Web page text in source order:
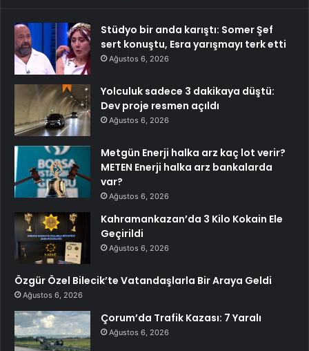
Stüdyo bir anda karıştı: Somer Şef
sert konuştu, Esra yarışmayı terk etti
Ağustos 6, 2026
Yolculuk sadece 3 dakikaya düştü:
Dev proje resmen açıldı
Ağustos 6, 2026
Metgün Enerji halka arz kaç lot verir?
METEN Enerji halka arz bankalarda
var?
Ağustos 6, 2026
Kahramankazan’da 3 Kilo Kokain Ele
Geçirildi
Ağustos 6, 2026
Özgür Özel Bilecik’te Vatandaşlarla Bir Araya Geldi
Ağustos 6, 2026
Çorum’da Trafik Kazası: 7 Yaralı
Ağustos 6, 2026